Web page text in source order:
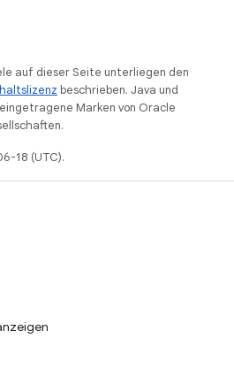
auf dieser Seite unterliegen den
beschrieben. Java und
Marken von Oracle
18 (UTC).